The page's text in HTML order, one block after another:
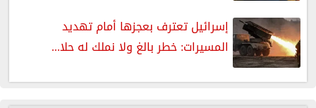
إسرائيل تعترف بعجزها أمام تهديد
المسيرات: خطر بالغ ولا نملك له حلا...